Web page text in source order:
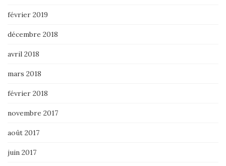
février 2019
décembre 2018
avril 2018
mars 2018
février 2018
novembre 2017
août 2017
juin 2017